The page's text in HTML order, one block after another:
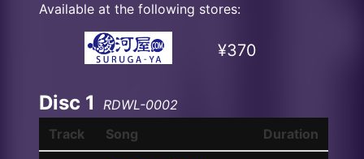
Available at the following stores:
¥370
Disc 1
RDWL-0002
Track
Song Duration